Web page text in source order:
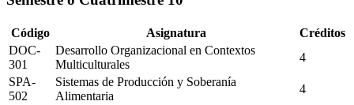
Código Asignatura
Créditos
DOC-
301
Desarrollo Organizacional en Contextos
Multiculturales
4
SPA-
502
Sistemas de Producción y Soberanía
Alimentaria
4